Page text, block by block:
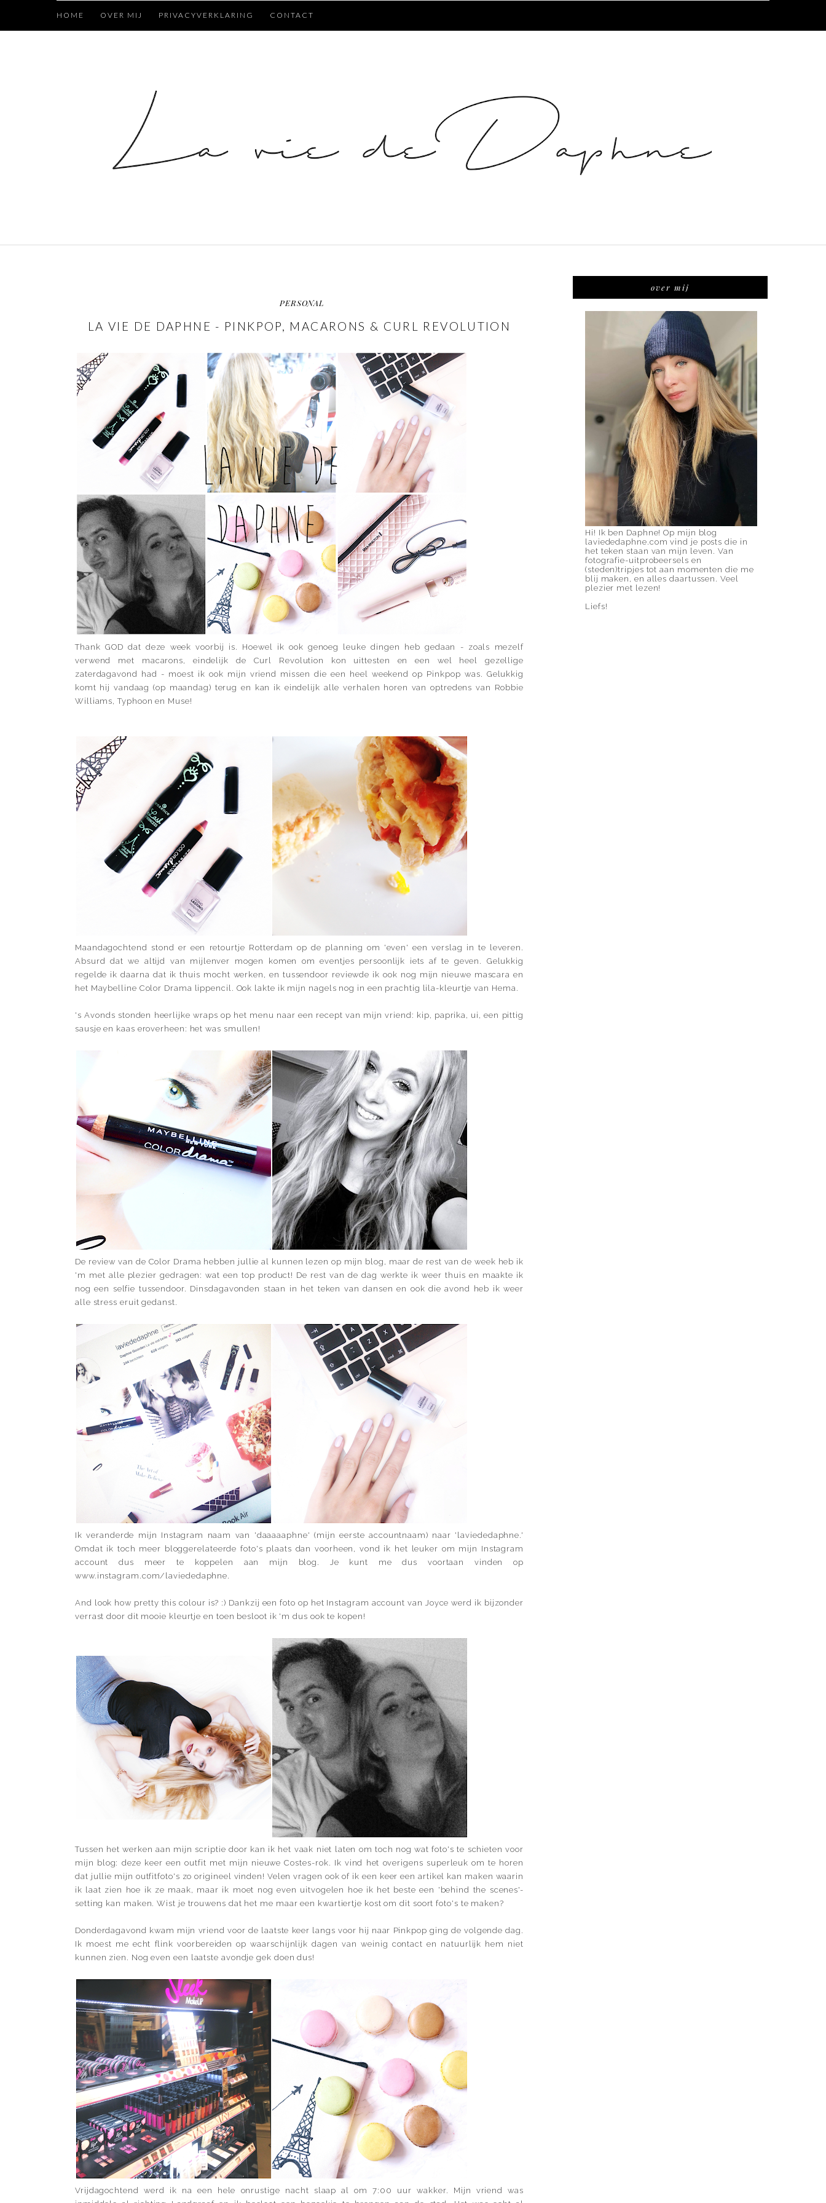
HOME OVER MIJ PRIVACYVERKLARING CONTACT
PERSONAL
LA VIE DE DAPHNE - PINKPOP, MACARONS & CURL REVOLUTION
Thank GOD dat deze week voorbij is. Hoewel ik ook genoeg leuke dingen heb gedaan - zoals mezelf
verwend met macarons, eindelijk de Curl Revolution kon uittesten en een wel heel gezellige
zaterdagavond had - moest ik ook mijn vriend missen die een heel weekend op Pinkpop was. Gelukkig
komt hij vandaag (op maandag) terug en kan ik eindelijk alle verhalen horen van optredens van Robbie
Williams, Typhoon en Muse!
Maandagochtend stond er een retourtje Rotterdam op de planning om 'even' een verslag in te leveren.
Absurd dat we altijd van mijlenver mogen komen om eventjes persoonlijk iets af te geven. Gelukkig
regelde ik daarna dat ik thuis mocht werken, en tussendoor reviewde ik ook nog mijn nieuwe mascara en
het Maybelline Color Drama lippencil. Ook lakte ik mijn nagels nog in een prachtig lila-kleurtje van Hema.
's Avonds stonden heerlijke wraps op het menu naar een recept van mijn vriend: kip, paprika, ui, een pittig
sausje en kaas eroverheen: het was smullen!
De review van de Color Drama hebben jullie al kunnen lezen op mijn blog, maar de rest van de week heb ik
'm met alle plezier gedragen: wat een top product! De rest van de dag werkte ik weer thuis en maakte ik
nog een selfie tussendoor. Dinsdagavonden staan in het teken van dansen en ook die avond heb ik weer
alle stress eruit gedanst.
Ik veranderde mijn Instagram naam van 'daaaaaphne' (mijn eerste accountnaam) naar 'laviededaphne.'
Omdat ik toch meer bloggerelateerde foto's plaats dan voorheen, vond ik het leuker om mijn Instagram
account dus meer te koppelen aan mijn blog. Je kunt me dus voortaan vinden op
www.instagram.com/laviededaphne.
And look how pretty this colour is? :) Dankzij een foto op het Instagram account van Joyce werd ik bijzonder
verrast door dit mooie kleurtje en toen besloot ik 'm dus ook te kopen!
Tussen het werken aan mijn scriptie door kan ik het vaak niet laten om toch nog wat foto's te schieten voor
mijn blog: deze keer een outfit met mijn nieuwe Costes-rok. Ik vind het overigens superleuk om te horen
dat jullie mijn outfitfoto's zo origineel vinden! Velen vragen ook of ik een keer een artikel kan maken waarin
ik laat zien hoe ik ze maak, maar ik moet nog even uitvogelen hoe ik het beste een 'behind the scenes'-
setting kan maken. Wist je trouwens dat het me maar een kwartiertje kost om dit soort foto's te maken?
Donderdagavond kwam mijn vriend voor de laatste keer langs voor hij naar Pinkpop ging de volgende dag.
Ik moest me echt flink voorbereiden op waarschijnlijk dagen van weinig contact en natuurlijk hem niet
kunnen zien. Nog even een laatste avondje gek doen dus!
Vrijdagochtend werd ik na een hele onrustige nacht slaap al om 7:00 uur wakker. Mijn vriend was
over mij
Hi! Ik ben Daphne! Op mijn blog
laviededaphne.com vind je posts die in
het teken staan van mijn leven. Van
fotografie-uitprobeersels en
(steden)tripjes tot aan momenten die me
blij maken, en alles daartussen. Veel
plezier met lezen!
Liefs!